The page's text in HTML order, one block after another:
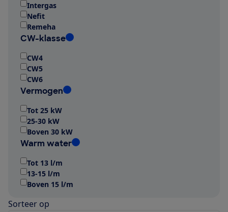
Intergas
Nefit
Remeha
CW-klasse
CW4
CW5
CW6
Vermogen
Tot 25 kW
25-30 kW
Boven 30 kW
Warm water
Tot 13 l/m
13-15 l/m
Boven 15 l/m
Sorteer op